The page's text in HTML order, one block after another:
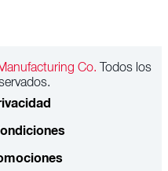
Co. Todos los